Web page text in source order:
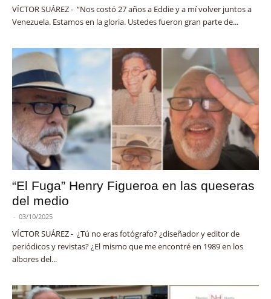
VÍCTOR SUÁREZ - “Nos costó 27 años a Eddie y a mí volver juntos a
Venezuela. Estamos en la gloria. Ustedes fueron gran parte de...
“El Fuga” Henry Figueroa en las queseras
del medio
- 03/10/2025
VÍCTOR SUÁREZ - ¿Tú no eras fotógrafo? ¿diseñador y editor de
periódicos y revistas? ¿El mismo que me encontré en 1989 en los
albores del...